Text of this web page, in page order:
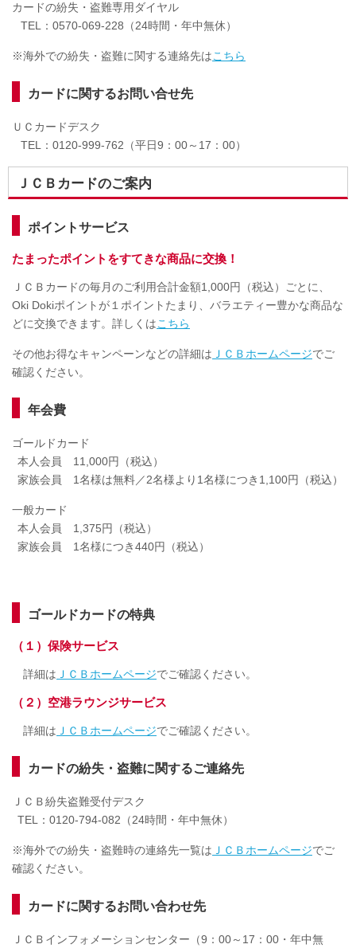
カードの紛失・盗難専用ダイヤル
TEL：0570-069-228（24時間・年中無休）
※海外での紛失・盗難に関する連絡先はこちら
カードに関するお問い合せ先
ＵＣカードデスク
TEL：0120-999-762（平日9：00～17：00）
ＪＣＢカードのご案内
ポイントサービス
たまったポイントをすてきな商品に交換！
ＪＣＢカードの毎月のご利用合計金額1,000円（税込）ごとに、
Oki Dokiポイントが１ポイントたまり、バラエティー豊かな商品な
どに交換できます。詳しくはこちら
その他お得なキャンペーンなどの詳細は ＪＣＢホームページでご
確認ください。
年会費
ゴールドカード
本人会員 11,000円（税込）
家族会員 1名様は無料／2名様より1名様につき1,100円（税込）
一般カード
本人会員 1,375円（税込）
家族会員 1名様につき440円（税込）
ゴールドカードの特典
（１）保険サービス
詳細は ＪＣＢホームページでご確認ください。
（２）空港ラウンジサービス
詳細は ＪＣＢホームページでご確認ください。
カードの紛失・盗難に関するご連絡先
ＪＣＢ紛失盗難受付デスク
TEL：0120-794-082（24時間・年中無休）
※海外での紛失・盗難時の連絡先一覧は ＪＣＢホームページでご
確認ください。
カードに関するお問い合わせ先
ＪＣＢインフォメーションセンター（9：00～17：00・年中無